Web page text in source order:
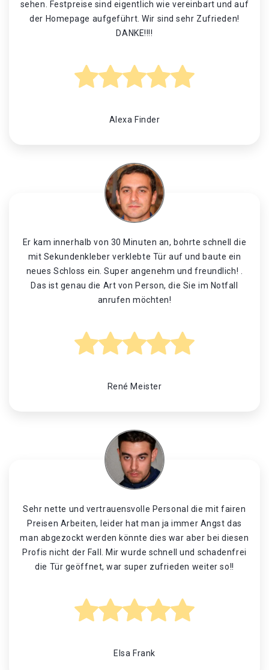
sehen. Festpreise sind eigentlich wie vereinbart und auf
der Homepage aufgeführt. Wir sind sehr Zufrieden!
DANKE!!!!
Alexa Finder
Er kam innerhalb von 30 Minuten an, bohrte schnell die
mit Sekundenkleber verklebte Tür auf und baute ein
neues Schloss ein. Super angenehm und freundlich! .
Das ist genau die Art von Person, die Sie im Notfall
anrufen möchten!
René Meister
Sehr nette und vertrauensvolle Personal die mit fairen
Preisen Arbeiten, leider hat man ja immer Angst das
man abgezockt werden könnte dies war aber bei diesen
Profis nicht der Fall. Mir wurde schnell und schadenfrei
die Tür geöffnet, war super zufrieden weiter so!!
Elsa Frank